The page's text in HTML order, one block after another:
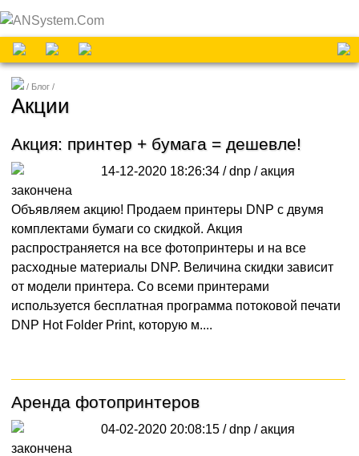
Блог
Акции
Акция: принтер + бумага = дешевле!
14-12-2020 18:26:34 / dnp / акция
закончена
Объявляем акцию! Продаем принтеры DNP с двумя
комплектами бумаги со скидкой. Акция
распространяется на все фотопринтеры и на все
расходные материалы DNP. Величина скидки зависит
от модели принтера. Со всеми принтерами
используется бесплатная программа потоковой печати
DNP Hot Folder Print, которую м....
Аренда фотопринтеров
04-02-2020 20:08:15 / dnp /акция
закончена